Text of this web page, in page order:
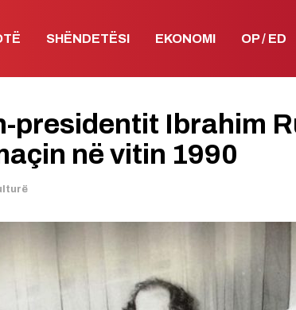
SHËNDETËSI EKONOMI OP / ED
presidentit Ibrahim
në vitin 1990